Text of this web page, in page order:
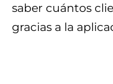
saber cuántos
gracias a la